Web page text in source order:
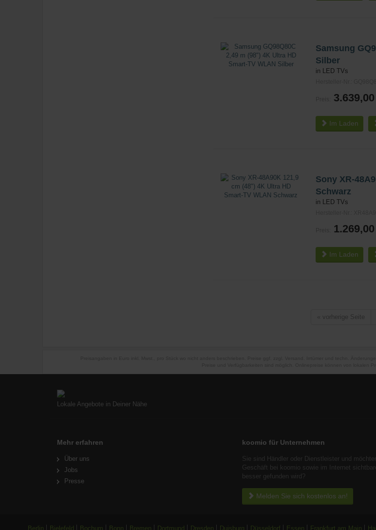
Samsung
Silber
in LED TVs
Im Laden
Sony XR-
Schwarz
in LED TVs
Im Laden
vorherige Seite
Lokale Angebote in Deiner Nähe
Mehr erfahren
Über uns
Jobs
Presse
koomio für Unternehmen
Sie sind Händler oder Dienstleister und
Geschäft bei koomio sowie im Internet
besser gefunden wird?
Melden Sie sich kostenlos an!
Berlin Bielefeld Bochum Bonn Bremen Dortmund Dresden Duisburg Düsseldorf Essen Frankfurt am Main